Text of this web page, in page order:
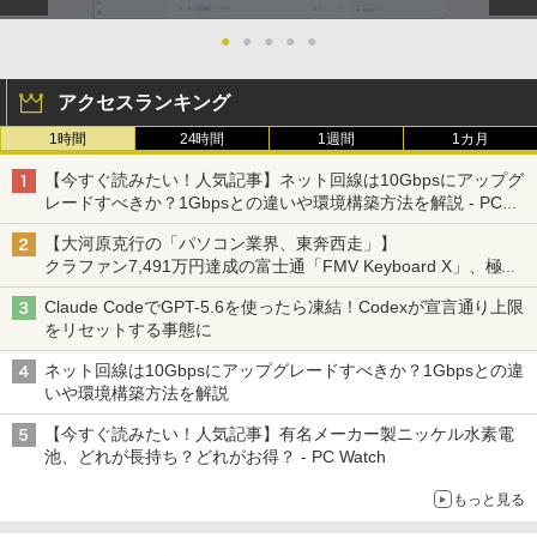
● ● ● ● ●
アクセスランキング
1時間 24時間 1週間 1カ月
【今すぐ読みたい！人気記事】ネット回線は10Gbpsにアップグ
レードすべきか？1Gbpsとの違いや環境構築方法を解説 - PC
Watch
【大河原克行の「パソコン業界、東奔西走」】
クラファン7,491万円達成の富士通「FMV Keyboard X」、極限
の静音化を追求
Claude CodeでGPT-5.6を使ったら凍結！Codexが宣言通り上限
をリセットする事態に
ネット回線は10Gbpsにアップグレードすべきか？1Gbpsとの違
いや環境構築方法を解説
【今すぐ読みたい！人気記事】有名メーカー製ニッケル水素電
池、どれが長持ち？どれがお得？ - PC Watch
もっと見る